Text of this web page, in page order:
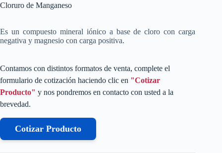
Cloruro de Manganeso
Es un compuesto mineral iónico a base de cloro con carga
negativa y magnesio con carga positiva.
Contamos con distintos formatos de venta, complete el
formulario de cotización haciendo clic en "Cotizar
Producto" y nos pondremos en contacto con usted a la
brevedad.
Cotizar Producto